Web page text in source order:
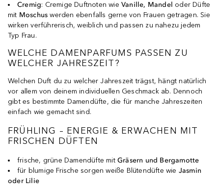
Cremig: Cremige Duftnoten wieVanille, Mandel oder Düfte
mit Moschus werden ebenfalls gerne von Frauen getragen. Sie
wirken verführerisch, weiblich und passen zu nahezu jedem
Typ Frau.
WELCHE DAMENPARFUMS PASSEN ZU
WELCHER JAHRESZEIT?
Welchen Duft du zu welcher Jahreszeit trägst, hängt natürlich
vor allem von deinem individuellen Geschmack ab. Dennoch
gibt es bestimmte Damendüfte, die für manche Jahreszeiten
einfach wie gemacht sind.
FRÜHLING – ENERGIE & ERWACHEN MIT
FRISCHEN DÜFTEN
frische, grüne Damendüfte mit Gräsern und Bergamotte
für blumige Frische sorgen weiße Blütendüfte wie Jasmin
oder Lilie